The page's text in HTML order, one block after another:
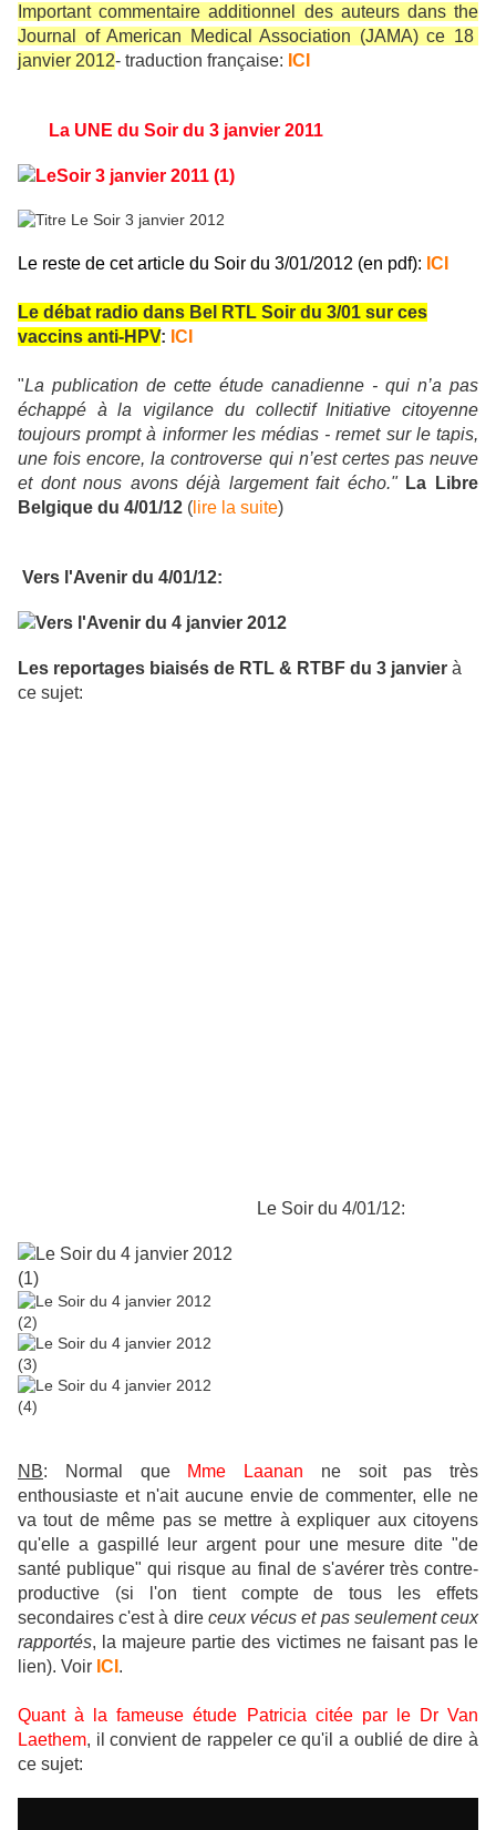
Important commentaire additionnel des auteurs dans the
Journal of American Medical Association (JAMA) ce 18
janvier 2012- traduction française: ICI
La UNE du Soir du 3 janvier 2011
Le reste de cet article du Soir du 3/01/2012 (en pdf): ICI
Le débat radio dans Bel RTL Soir du 3/01 sur ces
vaccins anti-HPV: ICI
"La publication de cette étude canadienne - qui n’a pas
échappé à la vigilance du collectif Initiative citoyenne
toujours prompt à informer les médias - remet sur le tapis,
une fois encore, la controverse qui n’est certes pas neuve
et dont nous avons déjà largement fait écho." La Libre
Belgique du 4/01/12 ( lire la suite)
Vers l'Avenir du 4/01/12:
Les reportages biaisés de RTL & RTBF du 3 janvier à
ce sujet:
Le Soir du 4/01/12:
NB: Normal que Mme Laanan ne soit pas très
enthousiaste et n'ait aucune envie de commenter, elle ne
va tout de même pas se mettre à expliquer aux citoyens
qu'elle a gaspillé leur argent pour une mesure dite "de
santé publique" qui risque au final de s'avérer très contre-
productive (si l'on tient compte de tous les effets
secondaires c'est à dire ceux vécus et pas seulement ceux
rapportés, la majeure partie des victimes ne faisant pas le
lien). Voir ICI .
Quant à la fameuse étude Patricia citée par le Dr Van
Laethem, il convient de rappeler ce qu'il a oublié de dire à
ce sujet: